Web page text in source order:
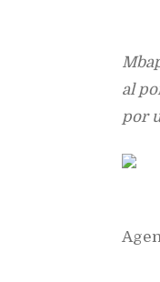
al
por